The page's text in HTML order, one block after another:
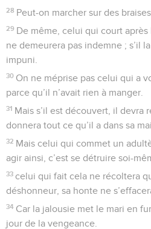
28 Peut-on marcher sur des
29 De même, celui qui court
ne demeurera pas indemne ; s’il
impuni.
30 On ne méprise pas celui qui a
parce qu’il n’avait rien à manger.
31 Mais s’il est découvert, il devra
donnera tout ce qu’il a dans sa
32 Mais celui qui commet un
agir ainsi, c’est se détruire soi-
33 celui qui fait cela ne récoltera
déshonneur, sa honte ne
34 Car la jalousie met le mari en
jour de la vengeance.